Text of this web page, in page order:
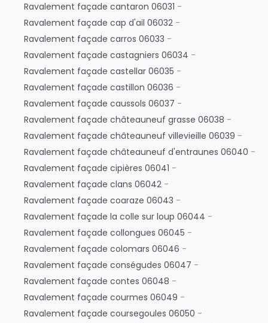
Ravalement façade cantaron 06031 -
Ravalement façade cap d'ail 06032 -
Ravalement façade carros 06033 -
Ravalement façade castagniers 06034 -
Ravalement façade castellar 06035 -
Ravalement façade castillon 06036 -
Ravalement façade caussols 06037 -
Ravalement façade châteauneuf grasse 06038 -
Ravalement façade châteauneuf villevieille 06039 -
Ravalement façade châteauneuf d'entraunes 06040 -
Ravalement façade cipières 06041 -
Ravalement façade clans 06042 -
Ravalement façade coaraze 06043 -
Ravalement façade la colle sur loup 06044 -
Ravalement façade collongues 06045 -
Ravalement façade colomars 06046 -
Ravalement façade conségudes 06047 -
Ravalement façade contes 06048 -
Ravalement façade courmes 06049 -
Ravalement façade coursegoules 06050 -